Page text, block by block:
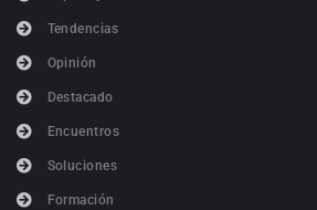
Tendencias
Opinión
Destacado
Encuentros
Soluciones
Formación